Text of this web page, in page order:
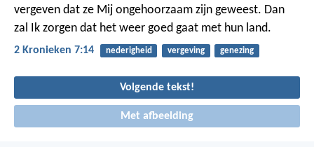
vergeven dat ze Mij ongehoorzaam zijn geweest. Dan
zal Ik zorgen dat het weer goed gaat met hun land.
2 Kronieken 7:14 nederigheid vergeving genezing
Volgende tekst!
Met afbeelding